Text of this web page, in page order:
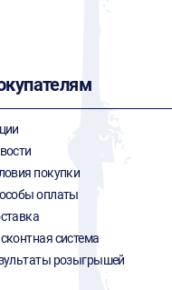
покупки
оплаты
система
розыгрышей